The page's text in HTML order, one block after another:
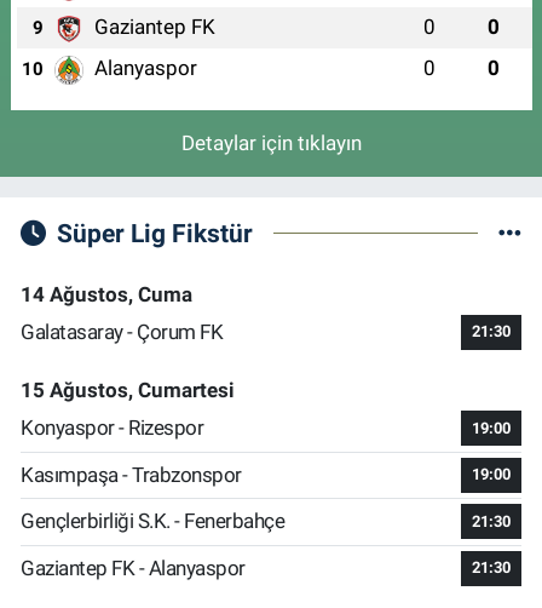
9 Gaziantep FK 0 0
10 Alanyaspor 0 0
Detaylar için tıklayın
Süper Lig Fikstür
14 Ağustos, Cuma
Galatasaray - Çorum FK
21:30
15 Ağustos, Cumartesi
Konyaspor - Rizespor
19:00
Kasımpaşa - Trabzonspor 19:00
Gençlerbirliği S.K. - Fenerbahçe 21:30
Gaziantep FK - Alanyaspor 21:30